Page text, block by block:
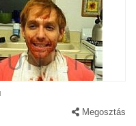
Megosztás